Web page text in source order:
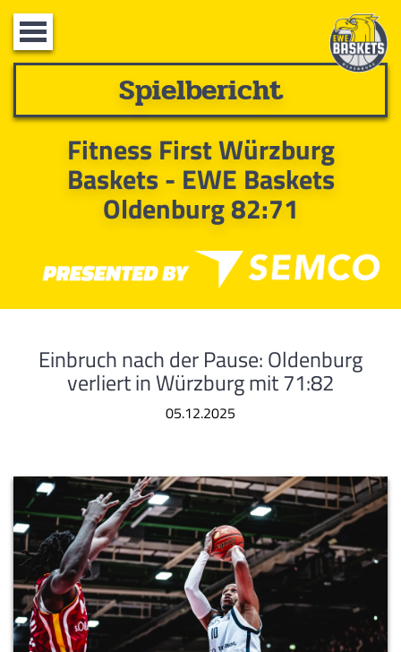
Toggle
navigation
Spielbericht
Fitness First Würzburg
Baskets - EWE Baskets
Oldenburg 82:71
Einbruch nach der Pause: Oldenburg
verliert in Würzburg mit 71:82
05.12.2025